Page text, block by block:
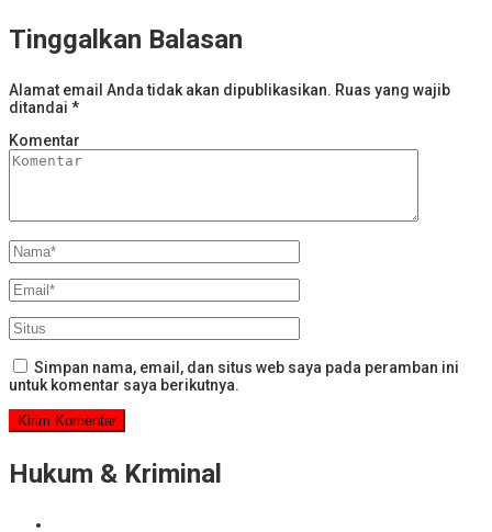
Tinggalkan Balasan
Alamat email Anda tidak akan dipublikasikan. Ruas yang wajib
ditandai *
Komentar
Simpan nama, email, dan situs web saya pada peramban ini
untuk komentar saya berikutnya.
Hukum & Kriminal